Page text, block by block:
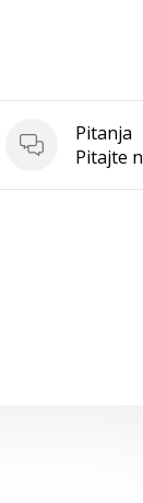
Pitanja
Pitanja
Pitajte